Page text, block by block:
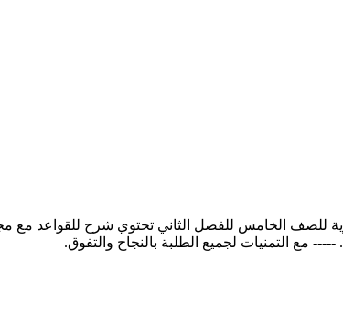
للصف الخامس للفصل الثاني تحتوي شرح للقواعد مع